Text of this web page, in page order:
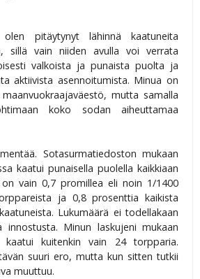
olen pitäytynyt lähinnä kaatuneita
sillä vain niiden avulla voi verrata
valkoista ja punaista puolta ja
aktiivista asennoitumista. Minua on
mutta samalla
koko sodan aiheuttamaa
Sotasurmatiedoston mukaan
kaatui punaisella puolella kaikkiaan
vain 0,7 promillea eli noin 1/1400
ja 0,8 prosenttia kaikista
Lukumäärä ei todellakaan
Minun laskujeni mukaan
kaatui kuitenkin vain 24 torpparia.
suuri ero, mutta kun sitten tutkii
muuttuu.